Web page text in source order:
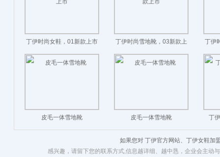
丁伊时尚女鞋，01新款上市 丁伊时尚雪地靴，03新款上
市
丁伊
皮毛一体雪地靴 皮毛一体雪地靴 丁
如果您对 丁伊官方网站、丁伊女鞋加
感兴趣，请留下您的联系方式,信息越详细、越中恳，企业会主动